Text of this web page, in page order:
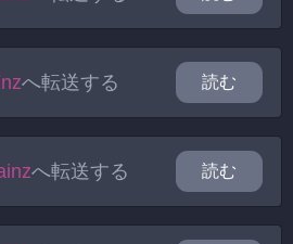
へ転送する 読む
へ転送する 読む